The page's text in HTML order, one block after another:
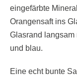
eingefärbte
Orangensaft ins
Glasrand langsam
und blau.
Eine echt bunte